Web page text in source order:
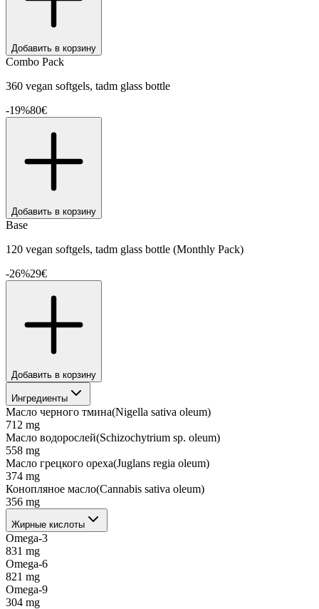
Добавить в корзину
Combo Pack
360 vegan softgels, tadm glass bottle
-19%80€
Добавить в корзину
Base
120 vegan softgels, tadm glass bottle (Monthly Pack)
-26%29€
Добавить в корзину
Ингредиенты
Масло черного тмина(Nigella sativa oleum)
712 mg
Масло водорослей(Schizochytrium sp. oleum)
558 mg
Масло грецкого ореха(Juglans regia oleum)
374 mg
Конопляное масло(Cannabis sativa oleum)
356 mg
Жирные кислоты
Omega-3
831 mg
Omega-6
821 mg
Omega-9
304 mg